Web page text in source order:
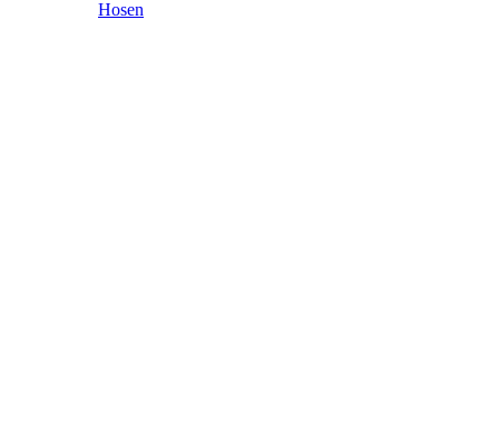
Hosen